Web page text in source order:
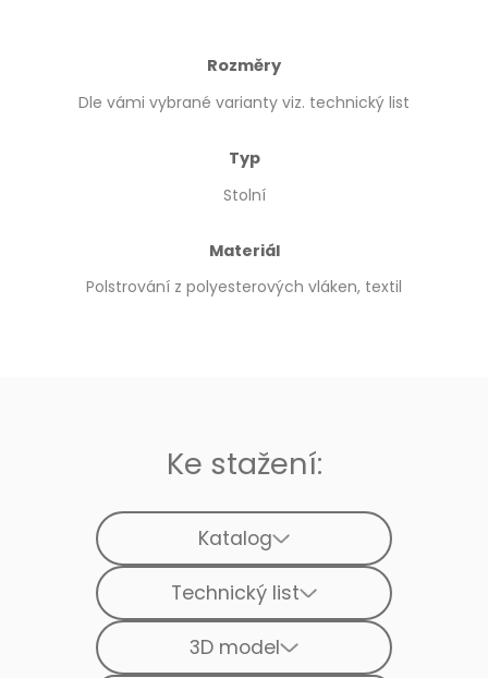
Rozměry
Dle vámi vybrané varianty viz. technický list
Typ
Stolní
Materiál
Polstrování z polyesterových vláken, textil
Ke stažení:
Katalog
Technický list
3D model